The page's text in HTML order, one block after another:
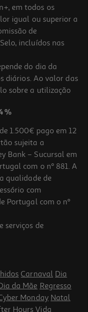
em todos os
igual ou superior a
de
incluídos nas
do dia da
diários. Ao valor das
sobre a utilização
%
1.500€ pago em 12
sujeita a
Bank – Sucursal em
com o nº 881. A
qualidade de
com
Portugal com o nº
serviços de
Carnaval Dia
da Mãe Regresso
Monday Natal
Hours Vida